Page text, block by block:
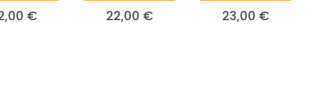
€ 22,00 € 23,00 €